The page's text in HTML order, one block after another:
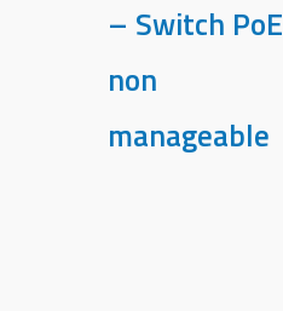
– Switch PoE
non
manageable